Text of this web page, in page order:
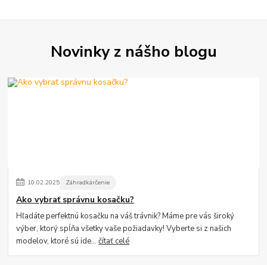
Novinky z nášho blogu
10.02.2025 Záhradkárčenie
Ako vybrať správnu kosačku?
Hľadáte perfektnú kosačku na váš trávnik? Máme pre vás široký
výber, ktorý spĺňa všetky vaše požiadavky! Vyberte si z našich
modelov, ktoré sú ide...čítať celé